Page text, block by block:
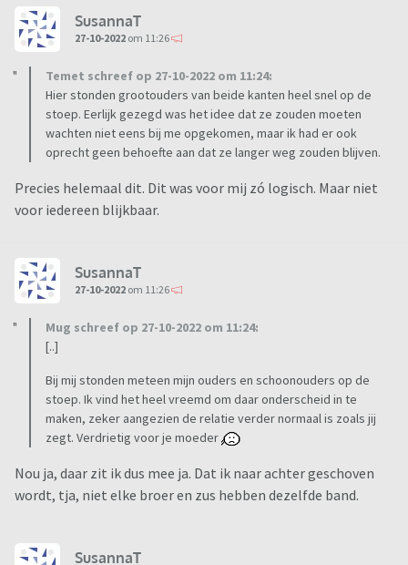
SusannaT
27-10-2022 om 11:26
Temet schreef op 27-10-2022 om 11:24:
Hier stonden grootouders van beide kanten heel snel op de
stoep. Eerlijk gezegd was het idee dat ze zouden moeten
wachten niet eens bij me opgekomen, maar ik had er ook
oprecht geen behoefte aan dat ze langer weg zouden blijven.
Precies helemaal dit. Dit was voor mij zó logisch. Maar niet
voor iedereen blijkbaar.
SusannaT
27-10-2022 om 11:26
Mug schreef op 27-10-2022 om 11:24:
[..]
Bij mij stonden meteen mijn ouders en schoonouders op de
stoep. Ik vind het heel vreemd om daar onderscheid in te
maken, zeker aangezien de relatie verder normaal is zoals jij
zegt. Verdrietig voor je moeder
Nou ja, daar zit ik dus mee ja. Dat ik naar achter geschoven
wordt, tja, niet elke broer en zus hebben dezelfde band.
SusannaT